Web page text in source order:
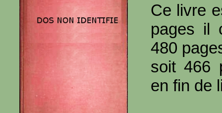
Ce livre
pages il
480
soit 466
en fin de